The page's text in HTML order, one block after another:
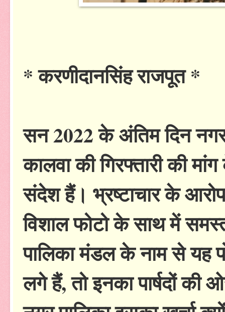
* करणीदानसिंह राजपूत *
सन 2022 के अंतिम दिन
कालवा की गिरफ्तारी की
संदेश हैं। भ्रष्टाचार के
विशाल फोटो के साथ में
पालिका मंडल के नाम से यह
लगे हैं, तो इनका पार्षदों की